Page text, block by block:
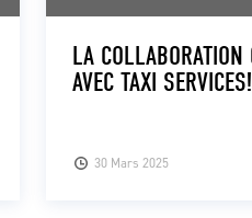
30 Mars 2025
LA COLLABORATION
AVEC TAXI SERVICES!